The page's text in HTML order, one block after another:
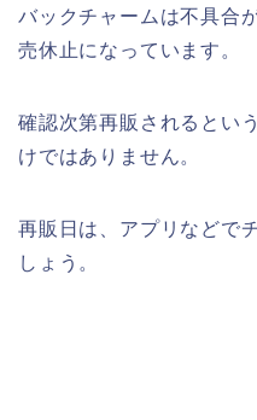
バックチャームは不具合
売休止になっています。
確認次第再販されるとい
けではありません。
再販日は、アプリなどで
しょう。